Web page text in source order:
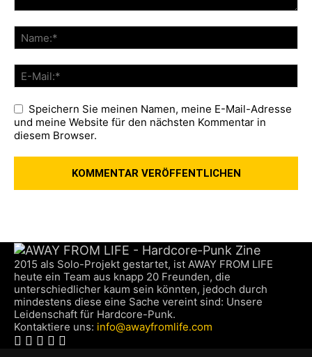
Speichern Sie meinen Namen, meine E-Mail-Adresse
und meine Website für den nächsten Kommentar in
diesem Browser.
2015 als Solo-Projekt gestartet, ist AWAY FROM LIFE
heute ein Team aus knapp 20 Freunden, die
unterschiedlicher kaum sein könnten, jedoch durch
mindestens diese eine Sache vereint sind: Unsere
Leidenschaft für Hardcore-Punk.
Kontaktiere uns: info@awayfromlife.com